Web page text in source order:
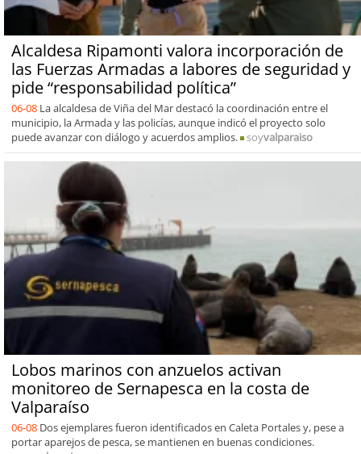
Alcaldesa Ripamonti valora incorporación de
las Fuerzas Armadas a labores de seguridad y
pide “responsabilidad política”
06-08 La alcaldesa de Viña del Mar destacó la coordinación entre el
municipio, la Armada y las policías, aunque indicó el proyecto solo
puede avanzar con diálogo y acuerdos amplios.
soyvalparaiso
Lobos marinos con anzuelos activan
monitoreo de Sernapesca en la costa de
Valparaíso
06-08 Dos ejemplares fueron identificados en Caleta Portales y, pese a
portar aparejos de pesca, se mantienen en buenas condiciones.